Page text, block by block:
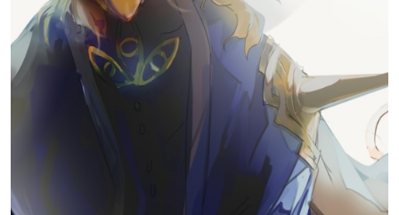
3984
【FGO】金時といい勝負。クーフーリン・オルタ強化み
んなの反応まとめ
【FGO】ジャンヌ系にラクシュミーは含まれますか？W
ジル・ド・レェ強化みんなの反応まとめ
【画像】どのくノ一を快楽責めしたいｗｗｗｗｗ
【FGO】再臨状態でバフ受けれる受けれないが困る